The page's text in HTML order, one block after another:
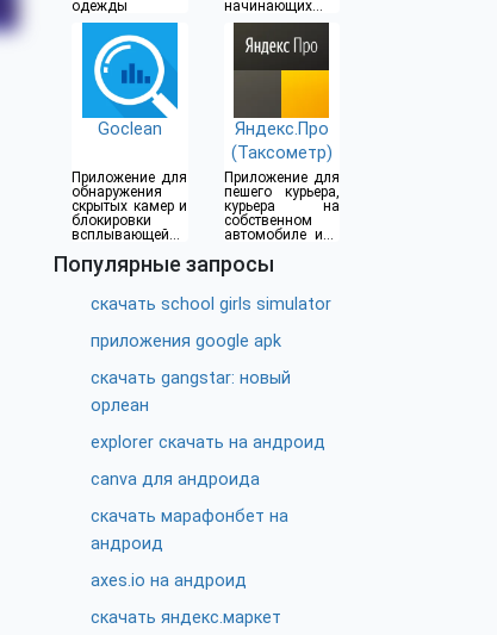
одежды
начинающих
художников
Goclean
Приложение для
обнаружения
скрытых камер и
блокировки
всплывающей
Яндекс.Про
(Таксометр)
Приложение для
пешего курьера,
курьера на
собственном
автомобиле или
Популярные запросы
скачать school girls simulator
приложения google apk
скачать gangstar: новый
орлеан
explorer скачать на андроид
canva для андроида
скачать марафонбет на
андроид
axes.io на андроид
скачать яндекс.маркет